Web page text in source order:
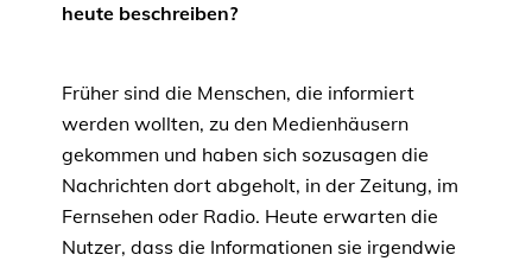
heute beschreiben?
Früher sind die Menschen, die informiert
werden wollten, zu den Medienhäusern
gekommen und haben sich sozusagen die
Nachrichten dort abgeholt, in der Zeitung, im
Fernsehen oder Radio. Heute erwarten die
Nutzer, dass die Informationen sie irgendwie